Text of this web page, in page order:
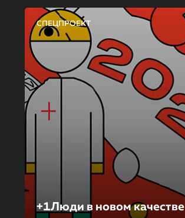
СПЕЦПРОЕКТ
+1Люди в новом качестве